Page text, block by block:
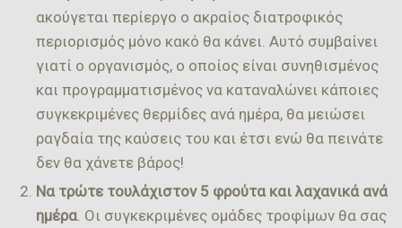
ακούγεται περίεργο ο ακραίος διατροφικός
περιορισμός μόνο κακό θα κάνει. Αυτό συμβαίνει
γιατί ο οργανισμός, ο οποίος είναι συνηθισμένος
και προγραμματισμένος να καταναλώνει κάποιες
συγκεκριμένες θερμίδες ανά ημέρα, θα μειώσει
ραγδαία της καύσεις του και έτσι ενώ θα πεινάτε
δεν θα χάνετε βάρος!
Να τρώτε τουλάχιστον 5 φρούτα και λαχανικά ανά
ημέρα. Οι συγκεκριμένες ομάδες τροφίμων θα σας